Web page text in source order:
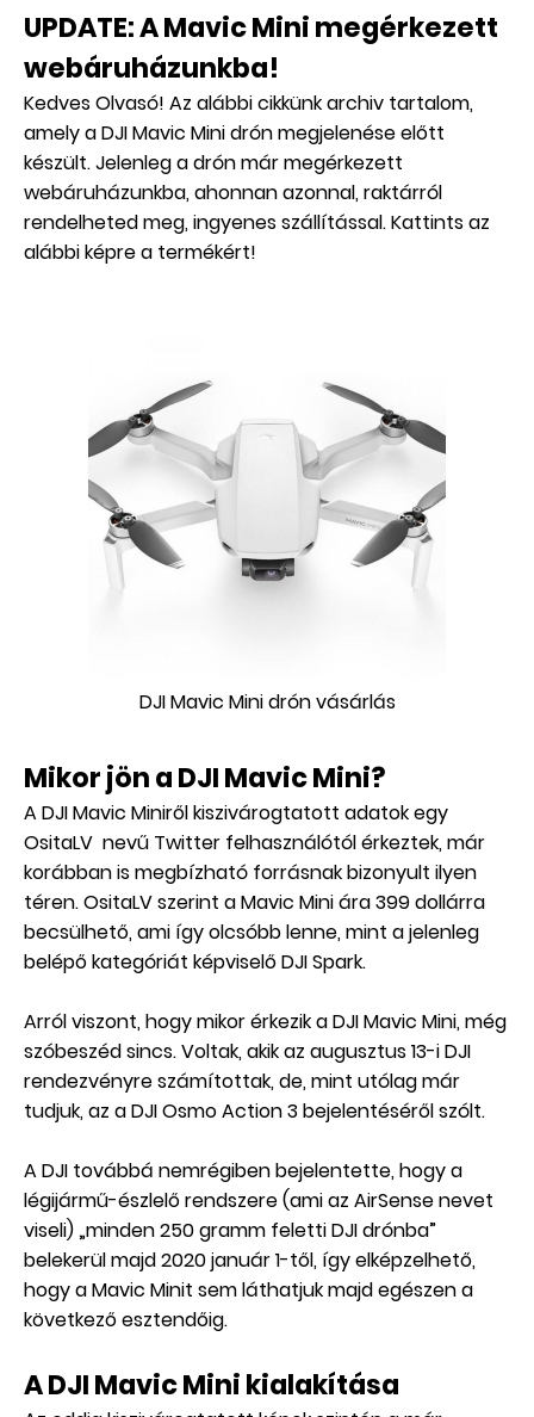
UPDATE: A Mavic Mini megérkezett
webáruházunkba!
Kedves Olvasó! Az alábbi cikkünk archiv tartalom,
amely a DJI Mavic Mini drón megjelenése előtt
készült. Jelenleg a drón már megérkezett
webáruházunkba, ahonnan azonnal, raktárról
rendelheted meg, ingyenes szállítással. Kattints az
alábbi képre a termékért!
DJI Mavic Mini drón vásárlás
Mikor jön a DJI Mavic Mini?
A DJI Mavic Miniről kiszivárogtatott adatok egy
OsitaLV nevű Twitter felhasználótól érkeztek, már
korábban is megbízható forrásnak bizonyult ilyen
téren. OsitaLV szerint a Mavic Mini ára 399 dollárra
becsülhető, ami így olcsóbb lenne, mint a jelenleg
belépő kategóriát képviselő DJI Spark.
Arról viszont, hogy mikor érkezik a DJI Mavic Mini, még
szóbeszéd sincs. Voltak, akik az augusztus 13-i DJI
rendezvényre számítottak, de, mint utólag már
tudjuk, az a DJI Osmo Action 3 bejelentéséről szólt.
A DJI továbbá nemrégiben bejelentette, hogy a
légijármű-észlelő rendszere (ami az AirSense nevet
viseli) „minden 250 gramm feletti DJI drónba”
belekerül majd 2020 január 1-től, így elképzelhető,
hogy a Mavic Minit sem láthatjuk majd egészen a
következő esztendőig.
A DJI Mavic Mini kialakítása